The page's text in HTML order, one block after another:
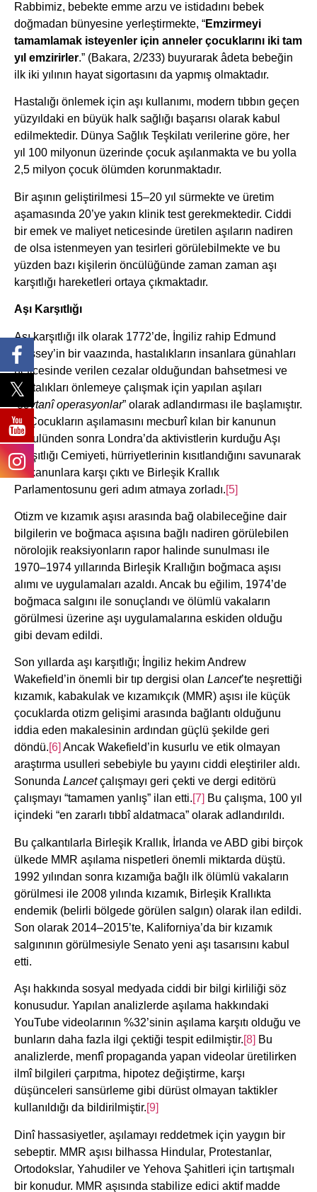
Rabbimiz, bebekte emme arzu ve istidadını bebek
doğmadan bünyesine yerleştirmekte, “Emzirmeyi
tamamlamak isteyenler için anneler çocuklarını iki tam
yıl emzirirler.” (Bakara, 2/233) buyurarak âdeta bebeğin
ilk iki yılının hayat sigortasını da yapmış olmaktadır.
Hastalığı önlemek için aşı kullanımı, modern tıbbın geçen
yüzyıldaki en büyük halk sağlığı başarısı olarak kabul
edilmektedir. Dünya Sağlık Teşkilatı verilerine göre, her
yıl 100 milyonun üzerinde çocuk aşılanmakta ve bu yolla
2,5 milyon çocuk ölümden korunmaktadır.
Bir aşının geliştirilmesi 15–20 yıl sürmekte ve üretim
aşamasında 20’ye yakın klinik test gerekmektedir. Ciddi
bir emek ve maliyet neticesinde üretilen aşıların nadiren
de olsa istenmeyen yan tesirleri görülebilmekte ve bu
yüzden bazı kişilerin öncülüğünde zaman zaman aşı
karşıtlığı hareketleri ortaya çıkmaktadır.
Aşı Karşıtlığı
Aşı karşıtlığı ilk olarak 1772’de, İngiliz rahip Edmund
Massey’in bir vaazında, hastalıkların insanlara günahları
neticesinde verilen cezalar olduğundan bahsetmesi ve
hastalıkları önlemeye çalışmak için yapılan aşıları
“şeytanî operasyonlar” olarak adlandırması ile başlamıştır.
[4]
Çocukların aşılamasını mecburî kılan bir kanunun
kabulünden sonra Londra’da aktivistlerin kurduğu Aşı
Karşıtlığı Cemiyeti, hürriyetlerinin kısıtlandığını savunarak
bu kanunlara karşı çıktı ve Birleşik Krallık
Parlamentosunu geri adım atmaya zorladı.[5]
Otizm ve kızamık aşısı arasında bağ olabileceğine dair
bilgilerin ve boğmaca aşısına bağlı nadiren görülebilen
nörolojik reaksiyonların rapor halinde sunulması ile
1970–1974 yıllarında Birleşik Krallığın boğmaca aşısı
alımı ve uygulamaları azaldı. Ancak bu eğilim, 1974’de
boğmaca salgını ile sonuçlandı ve ölümlü vakaların
görülmesi üzerine aşı uygulamalarına eskiden olduğu
gibi devam edildi.
Son yıllarda aşı karşıtlığı; İngiliz hekim Andrew
Wakefield’in önemli bir tıp dergisi olan Lancet’te neşrettiği
kızamık, kabakulak ve kızamıkçık (MMR) aşısı ile küçük
çocuklarda otizm gelişimi arasında bağlantı olduğunu
iddia eden makalesinin ardından güçlü şekilde geri
döndü.[6] Ancak Wakefield’in kusurlu ve etik olmayan
araştırma usulleri sebebiyle bu yayını ciddi eleştiriler aldı.
Sonunda Lancetçalışmayı geri çekti ve dergi editörü
çalışmayı “tamamen yanlış” ilan etti.[7] Bu çalışma, 100 yıl
içindeki “en zararlı tıbbî aldatmaca” olarak adlandırıldı.
Bu çalkantılarla Birleşik Krallık, İrlanda ve ABD gibi birçok
ülkede MMR aşılama nispetleri önemli miktarda düştü.
1992 yılından sonra kızamığa bağlı ilk ölümlü vakaların
görülmesi ile 2008 yılında kızamık, Birleşik Krallıkta
endemik (belirli bölgede görülen salgın) olarak ilan edildi.
Son olarak 2014–2015’te, Kaliforniya’da bir kızamık
salgınının görülmesiyle Senato yeni aşı tasarısını kabul
etti.
Aşı hakkında sosyal medyada ciddi bir bilgi kirliliği söz
konusudur. Yapılan analizlerde aşılama hakkındaki
YouTube videolarının %32’sinin aşılama karşıtı olduğu ve
bunların daha fazla ilgi çektiği tespit edilmiştir.[8] Bu
analizlerde, menfî propaganda yapan videolar üretilirken
ilmî bilgileri çarpıtma, hipotez değiştirme, karşı
düşünceleri sansürleme gibi dürüst olmayan taktikler
kullanıldığı da bildirilmiştir.[9]
Dinî hassasiyetler, aşılamayı reddetmek için yaygın bir
sebeptir. MMR aşısı bilhassa Hindular, Protestanlar,
Ortodokslar, Yahudiler ve Yehova Şahitleri için tartışmalı
bir konudur. MMR aşısında stabilize edici aktif madde